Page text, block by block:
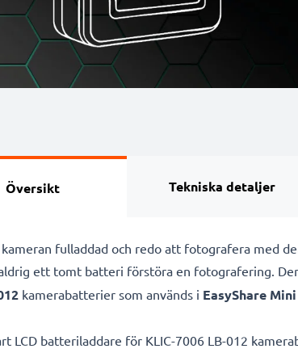
Översikt Tekniska detaljer
fulladdad och redo att fotografera med
ett tomt batteri förstöra en fotografering.
kamerabatterier som används i EasyShare
LCD batteriladdare för KLIC-7006 LB-012